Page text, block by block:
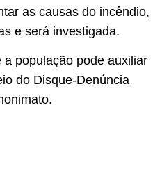
as causas do incêndio,
e será investigada.
população pode auxiliar
do Disque-Denúncia